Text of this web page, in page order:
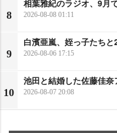
8
相葉雅紀のラジオ、9月
2026-08-08 01:11
9
白濱亜嵐、姪っ子たちと
2026-08-06 17:15
10
池田と結婚した佐藤佳
2026-08-07 20:08